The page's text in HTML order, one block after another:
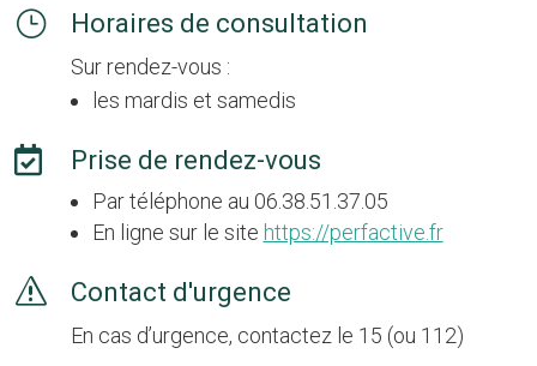
} Horaires de consultation
Sur rendez-vous :
les mardis et samedis
 Prise de rendez-vous
Par téléphone au 06.38.51.37.05
En ligne sur le site https://perfactive.fr
s Contact d'urgence
En cas d’urgence, contactez le 15 (ou 112)